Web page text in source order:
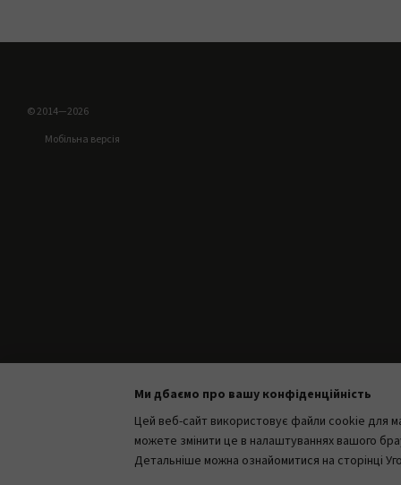
© 2014—2026
Мобільна версія
Ми дбаємо про вашу конфіденційність
Цей веб-сайт використовує файли cookie для
можете змінити це в налаштуваннях вашого
Детальніше можна ознайомитися на сторінці